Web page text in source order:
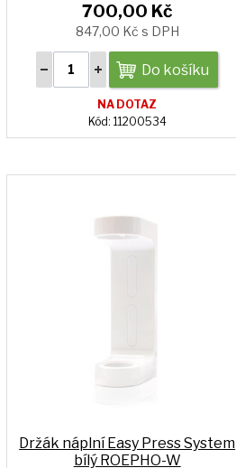
700,00 Kč
847,00 Kč s DPH
Do košíku
NA DOTAZ
Kód: 11200534
Držák náplní Easy Press System
bílý ROEPHO-W